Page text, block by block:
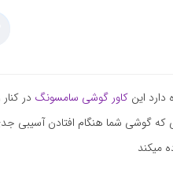
کاور گوشی سامسونگ در
که گوشی شما هنگام افتادن